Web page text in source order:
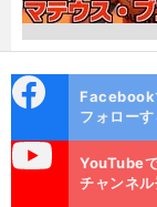
ok
Facebook
フォローす
YouTube
チャンネ